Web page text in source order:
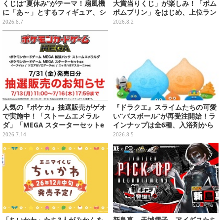
くじは“夏休み”がテーマ！扇風機
に「あ～」とするフィギュア、シ
ロのボウル皿など嬉しいラインナ
ップ
2026.8.7
大賞当りくじ」が楽しみ！「ポム
ポムプリン」をはじめ、上位ラン
クインが登場するスペシャル企画
2026.8.2
人気の『ポケカ』抽選販売がゲオ
で実施中！「ストームエメラル
ダ」「MEGA スターターセットe
x」各種の全4商品
2026.7.14
『ドラクエ』スライムたちの可愛
い“バスボール”が再受注開始！ラ
インナップは全6種、入浴剤から
モンスターのフィギュアが出てく
る
2026.8.5